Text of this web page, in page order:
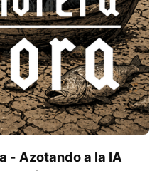
- Azotando a la IA